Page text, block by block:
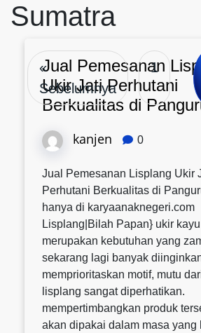
Sumatra
Jual Pemesanan
Ukir Jati Perhutani
Berkualitas di
kanjen 0
Jual Pemesanan Lisplang Ukir
Perhutani Berkualitas di
hanya di karyaanaknegeri.com
Lisplang|Bilah Papan} ukir
merupakan kebutuhan yang
sekarang lagi banyak
memprioritaskan motif, mutu
lisplang sangat diperhatikan.
mempertimbangkan produk
akan dipakai dalam masa yang
«
Sebelumnya
1